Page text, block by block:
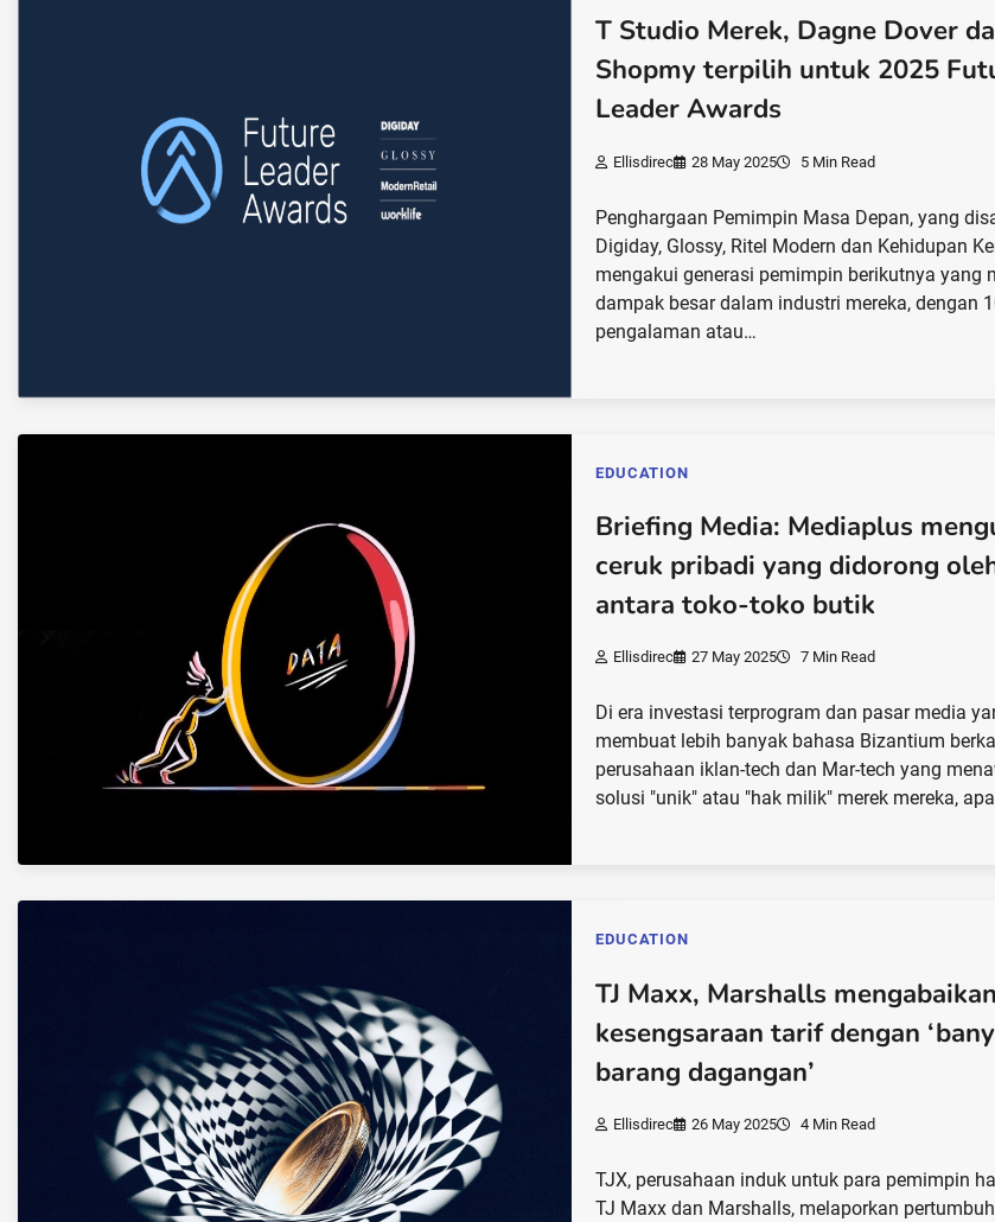
T Studio Merek, Dagne Dover
Shopmy terpilih untuk 2025
Leader Awards
Ellisdirec 28 May 2025 5 Min Read
Penghargaan Pemimpin Masa Depan, yang
Digiday, Glossy, Ritel Modern dan Kehidupan
mengakui generasi pemimpin berikutnya yang
dampak besar dalam industri mereka, dengan
pengalaman atau…
EDUCATION
Briefing Media: Mediaplus
ceruk pribadi yang didorong
antara toko-toko butik
Ellisdirec 27 May 2025 7 Min Read
Di era investasi terprogram dan pasar media
membuat lebih banyak bahasa Bizantium
perusahaan iklan-tech dan Mar-tech yang
solusi "unik" atau "hak milik" merek mereka,
EDUCATION
TJ Maxx, Marshalls mengabaikan
kesengsaraan tarif dengan
barang dagangan’
Ellisdirec 26 May 2025 4 Min Read
TJX, perusahaan induk untuk para pemimpin
TJ Maxx dan Marshalls, melaporkan